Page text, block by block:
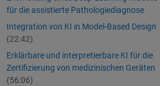
für die assistierte Pathologiediagnose
Integration von KI in Model-Based Design
(22:42)
Erklärbare und interpretierbare KI für die
Zertifizierung von medizinischen Geräten
(56:06)